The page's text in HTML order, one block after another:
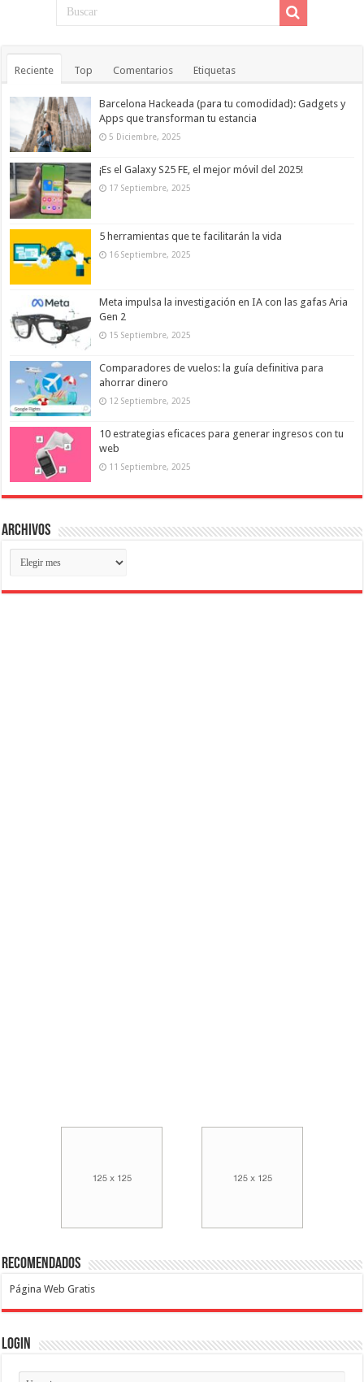
Reciente Top Comentarios Etiquetas
Barcelona Hackeada (para tu comodidad): Gadgets y
Apps que transforman tu estancia
5 Diciembre, 2025
¡Es el Galaxy S25 FE, el mejor móvil del 2025!
17 Septiembre, 2025
5 herramientas que te facilitarán la vida
16 Septiembre, 2025
Meta impulsa la investigación en IA con las gafas Aria
Gen 2
15 Septiembre, 2025
Comparadores de vuelos: la guía definitiva para
ahorrar dinero
12 Septiembre, 2025
10 estrategias eficaces para generar ingresos con tu
web
11 Septiembre, 2025
Archivos
Recomendados
Página Web Gratis
Login